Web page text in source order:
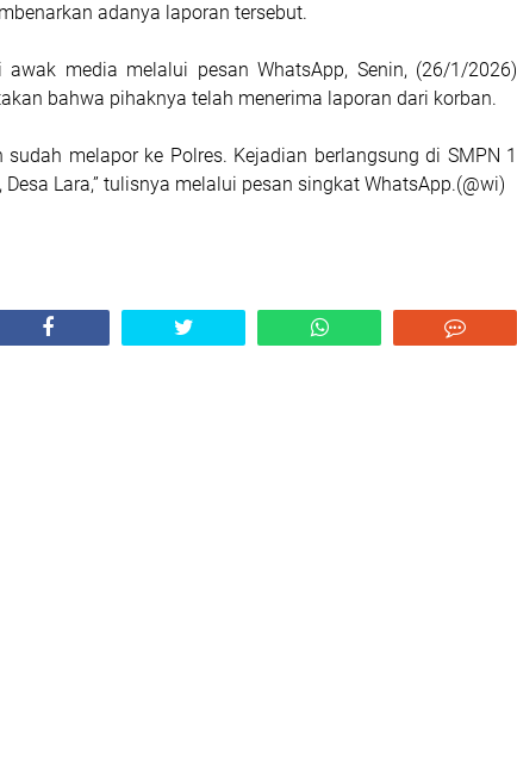
adanya laporan tersebut.
awak media melalui pesan WhatsApp, Senin, (26/1/2026)
bahwa pihaknya telah menerima laporan dari korban.
sudah melapor ke Polres. Kejadian berlangsung di SMPN 1
Desa Lara,” tulisnya melalui pesan singkat WhatsApp.(@wi)